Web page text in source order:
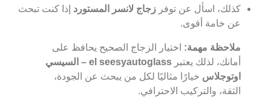
كذلك، اسأل عن توفر زجاج لانسر المستورد إذا كنت تبحث
عن خامة أقوى.
ملاحظة مهمة: اختيار الزجاج الصحيح يحافظ على
أمانك، لذلك يعتبر
el seesyautoglass – السيسي
اوتوجلاس خيارًا مثاليًا لكل من يبحث عن الجودة،
الثقة، والتركيب الاحترافي.